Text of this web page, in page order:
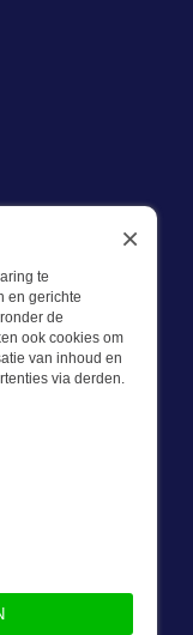
levert al
ondernemingen.
Onze klanten
tegen een
op.
te
en gerichte
de
ook cookies om
van inhoud en
via derden.
×